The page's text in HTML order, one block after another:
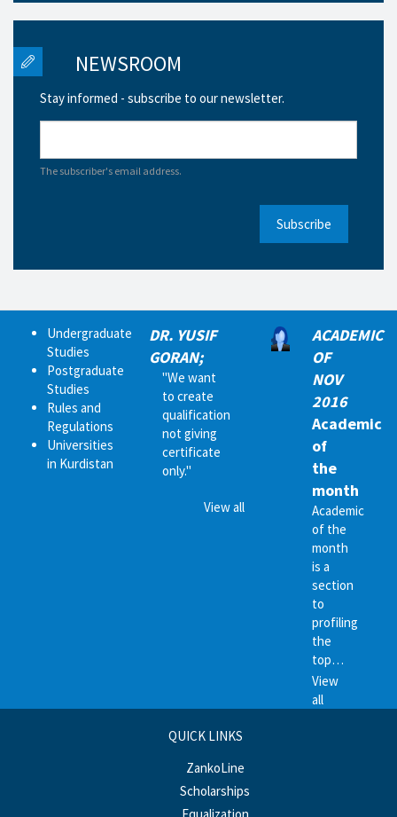
NEWSROOM
Stay informed - subscribe to our newsletter.
The subscriber's email address.
Subscribe
Undergraduate
Studies
Postgraduate
Studies
Rules and
Regulations
Universities
in Kurdistan
DR. YUSIF
GORAN;
"We want
to create
qualification
not giving
certificate
only."
View all
ACADEMIC
OF
NOV
2016
Academic
of
the
month
Academic
of the
month
is a
section
to
profiling
the
top…
View
all
QUICK LINKS
ZankoLine
Scholarships